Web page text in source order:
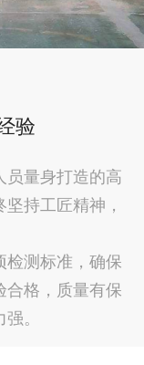
验
员量身打造的高
持工匠精神，
检测标准，确保
合格，质量有保
。